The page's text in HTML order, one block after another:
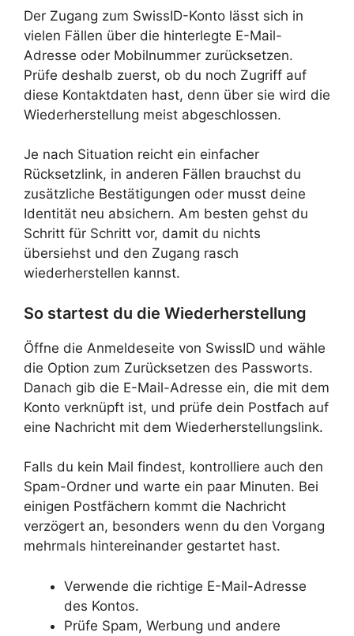
Der Zugang zum SwissID-Konto lässt sich in
vielen Fällen über die hinterlegte E-Mail-
Adresse oder Mobilnummer zurücksetzen.
Prüfe deshalb zuerst, ob du noch Zugriff auf
diese Kontaktdaten hast, denn über sie wird die
Wiederherstellung meist abgeschlossen.
Je nach Situation reicht ein einfacher
Rücksetzlink, in anderen Fällen brauchst du
zusätzliche Bestätigungen oder musst deine
Identität neu absichern. Am besten gehst du
Schritt für Schritt vor, damit du nichts
übersiehst und den Zugang rasch
wiederherstellen kannst.
So startest du die Wiederherstellung
Öffne die Anmeldeseite von SwissID und wähle
die Option zum Zurücksetzen des Passworts.
Danach gib die E-Mail-Adresse ein, die mit dem
Konto verknüpft ist, und prüfe dein Postfach auf
eine Nachricht mit dem Wiederherstellungslink.
Falls du kein Mail findest, kontrolliere auch den
Spam-Ordner und warte ein paar Minuten. Bei
einigen Postfächern kommt die Nachricht
verzögert an, besonders wenn du den Vorgang
mehrmals hintereinander gestartet hast.
Verwende die richtige E-Mail-Adresse
des Kontos.
Prüfe Spam, Werbung und andere